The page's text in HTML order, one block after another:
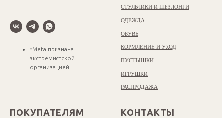
*Meta признана
экстремистской
организацией
СТУЛЬЧИКИ И ШЕЗЛОНГИ
ОДЕЖДА
ОБУВЬ
КОРМЛЕНИЕ И УХОД
ПУСТЫШКИ
ИГРУШКИ
РАСПРОДАЖА
ПОКУПАТЕЛЯМ КОНТАКТЫ